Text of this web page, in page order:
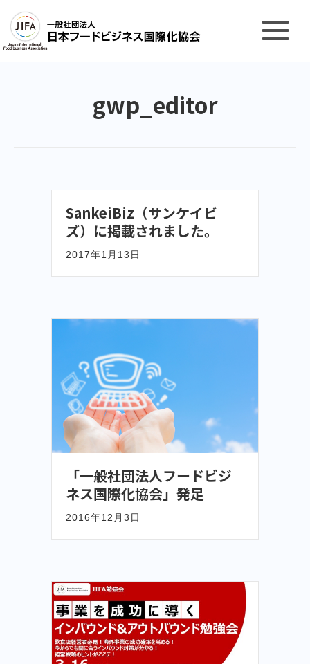
gwp_editor
SankeiBiz（サンケイビ
ズ）に掲載されました。
2017年1月13日
「一般社団法人フードビジ
ネス国際化協会」発足
2016年12月3日